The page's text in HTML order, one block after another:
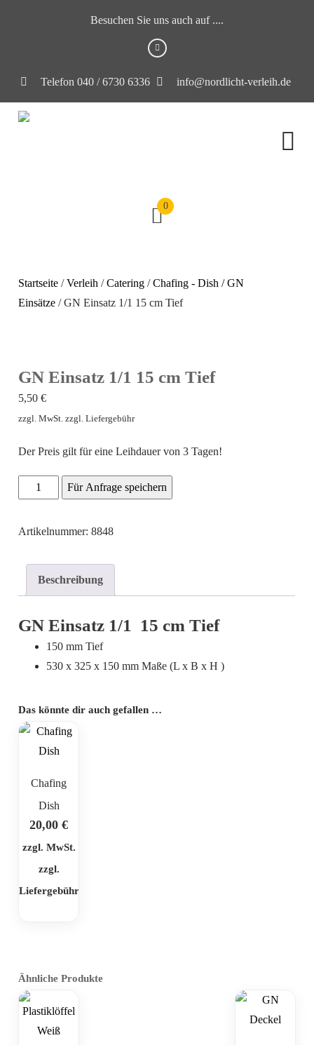
Besuchen Sie uns auch auf ....
Telefon 040 / 6730 6336 info@nordlicht-verleih.de
0
Startseite /Verleih /Catering /Chafing - Dish / GN
Einsätze / GN Einsatz 1/1 15 cm Tief
GN Einsatz 1/1 15 cm Tief
5,50€
zzgl. MwSt. zzgl. Liefergebühr
Der Preis gilt für eine Leihdauer von 3 Tagen!
cm
Für Anfrage speichern
Artikelnummer: 8848
Beschreibung
GN Einsatz 1/1 15 cm Tief
150 mm Tief
530 x 325 x 150 mm Maße (L x B x H )
Das könnte dir auch gefallen …
Chafing
Dish
20,00€
zzgl. MwSt.
zzgl.
Liefergebühr
Ähnliche Produkte